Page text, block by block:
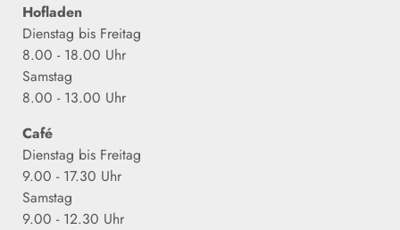
Hofladen
Dienstag bis Freitag
8.00 - 18.00 Uhr
Samstag
8.00 - 13.00 Uhr
Café
Dienstag bis Freitag
9.00 - 17.30 Uhr
Samstag
9.00 - 12.30 Uhr